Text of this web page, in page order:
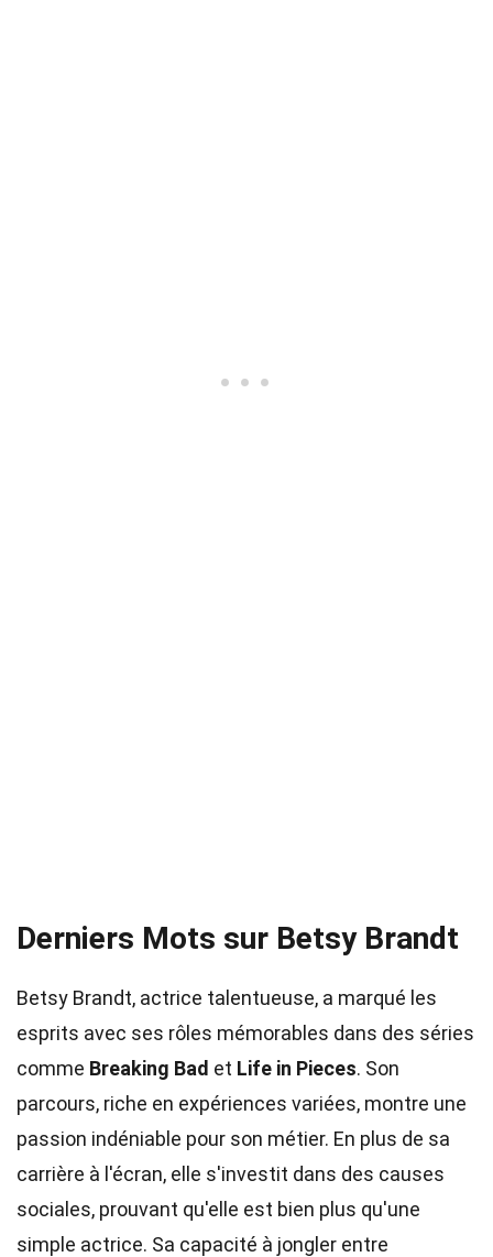
Derniers Mots sur Betsy Brandt
Betsy Brandt, actrice talentueuse, a marqué les
esprits avec ses rôles mémorables dans des séries
comme Breaking Bad et Life in Pieces. Son
parcours, riche en expériences variées, montre une
passion indéniable pour son métier. En plus de sa
carrière à l'écran, elle s'investit dans des causes
sociales, prouvant qu'elle est bien plus qu'une
simple actrice. Sa capacité à jongler entre